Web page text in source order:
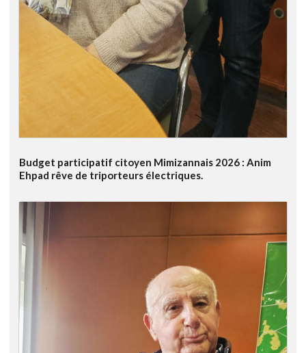
Budget participatif citoyen Mimizannais 2026 : Anim
Ehpad rêve de triporteurs électriques.